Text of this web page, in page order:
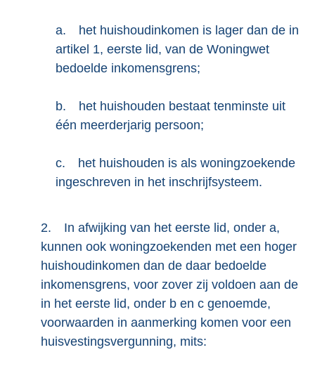
a.
het huishoudinkomen is lager dan de in
artikel 1, eerste lid, van de Woningwet
bedoelde inkomensgrens;
b.
het huishouden bestaat tenminste uit
één meerderjarig persoon;
c.
het huishouden is als woningzoekende
ingeschreven in het inschrijfsysteem.
2.
In afwijking van het eerste lid, onder a,
kunnen ook woningzoekenden met een hoger
huishoudinkomen dan de daar bedoelde
inkomensgrens, voor zover zij voldoen aan de
in het eerste lid, onder b en c genoemde,
voorwaarden in aanmerking komen voor een
huisvestingsvergunning, mits: